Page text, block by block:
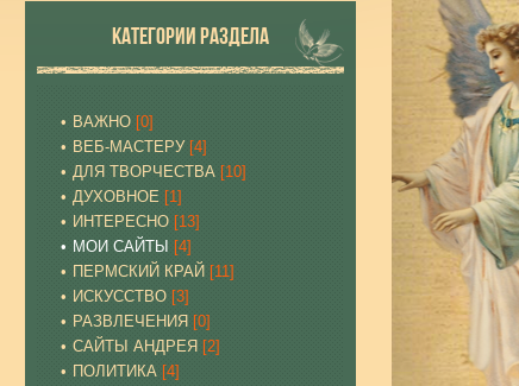
КАТЕГОРИИ РАЗДЕЛА
ВАЖНО [0]
ВЕБ-МАСТЕРУ [4]
ДЛЯ ТВОРЧЕСТВА [10]
ДУХОВНОЕ [1]
ИНТЕРЕСНО [13]
МОИ САЙТЫ
[4]
ПЕРМСКИЙ КРАЙ [11]
ИСКУССТВО [3]
РАЗВЛЕЧЕНИЯ [0]
САЙТЫ АНДРЕЯ [2]
ПОЛИТИКА [4]